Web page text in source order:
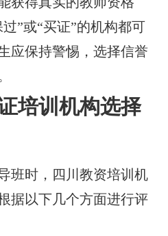
”或“买证”的机构都可
应保持警惕，选择信誉
培训机构选择
班时，四川教资培训机
据以下几个方面进行评